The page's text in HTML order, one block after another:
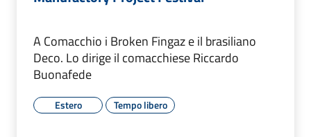
A Comacchio i Broken Fingaz e il brasiliano
Deco. Lo dirige il comacchiese Riccardo
Buonafede
Estero Tempo libero